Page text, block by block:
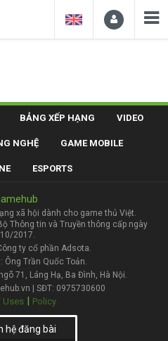
BẢNG XẾP HẠNG VIDEO
NGHỆ GAME MOBILE
ESPORTS
xã hội dành cho game thủ Việt.
Thông tin và Truyền thông cấp ngày
2017.
ty cổ phần Adsota.
Ông Trần Quốc Toản.
71, Láng Hạ, Ba Đình, Hà Nội.
| SĐT: 0975730600
Uses | Policy
hệ đăng bài